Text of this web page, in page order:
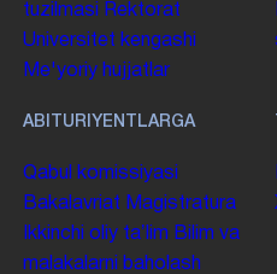
tuzilmasi Rektorat
Universitet kengashi
Me'yoriy hujjatlar
ABITURIYENTLARGA
Qabul komissiyasi
Bakalavriat Magistratura
Ikkinchi oliy taʼlim Bilim va
malakalarni baholash